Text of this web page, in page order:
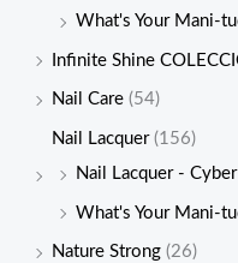
What's Your Mani-
Infinite Shine
Nail Care (54)
Nail Lacquer (156)
Nail Lacquer -
What's Your Mani-
Nature Strong (26)